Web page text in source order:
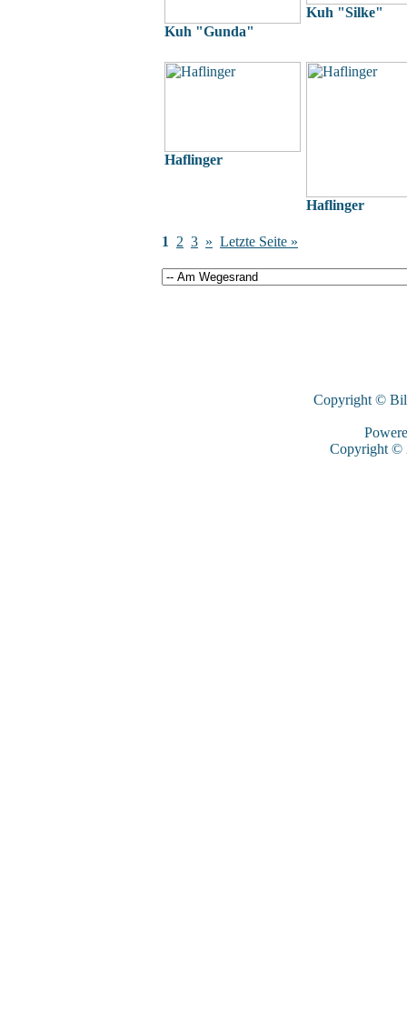
Kuh "Gunda"
Kuh "Silke"
Haflinger
Haflinger
1 2 3 » Letzte Seite »
Copyright ©
Copyright ©